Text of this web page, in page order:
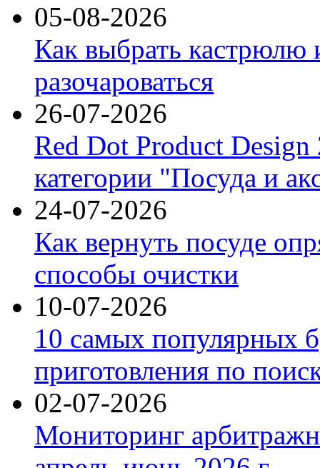
05-08-2026
Как выбрать кастрюлю
разочароваться
26-07-2026
Red Dot Product Design
категории "Посуда и
24-07-2026
Как вернуть посуде
способы очистки
10-07-2026
10 самых популярных
приготовления по
02-07-2026
Мониторинг